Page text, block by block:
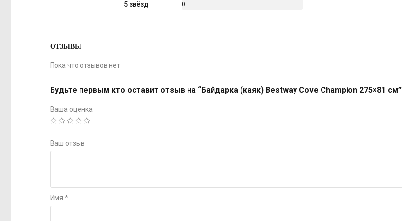
5 звёзд
0
ОТЗЫВЫ
Пока что отзывов нет
Будьте первым кто оставит отзыв на “Байдарка (каяк) Bestway Cove Champion 275×81 см”
Ваша оценка
Ваш отзыв
Имя *